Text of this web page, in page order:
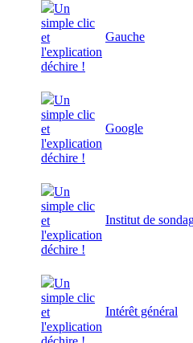
Un
simple clic
et
l'explication
déchire !
Gauche
Un
simple clic
et
l'explication
déchire !
Google
Un
simple clic
et
l'explication
déchire !
Institut de
Un
simple clic
et
l'explication
Intérêt général